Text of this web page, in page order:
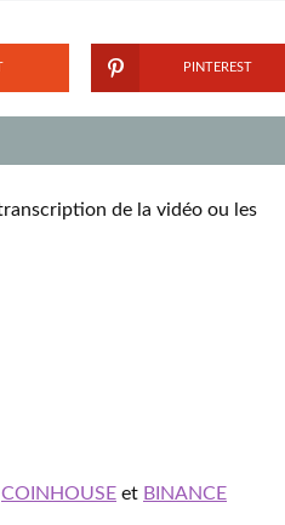
PINTEREST
de la vidéo ou les
COINHOUSE et BINANCE